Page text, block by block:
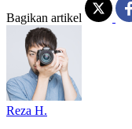
Bagikan artikel
Reza H.